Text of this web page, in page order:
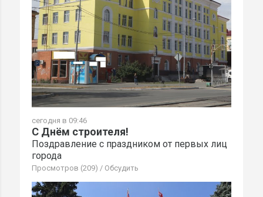
сегодня в 09:46
С Днём строителя!
Поздравление с праздником от первых лиц
города
Просмотров (209) / Обсудить